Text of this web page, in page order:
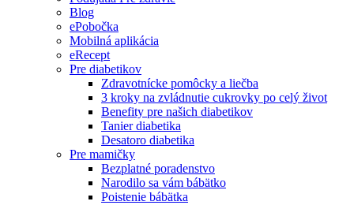
Blog
ePobočka
Mobilná aplikácia
eRecept
Pre diabetikov
Zdravotnícke pomôcky a liečba
3 kroky na zvládnutie cukrovky po celý život
Benefity pre našich diabetikov
Tanier diabetika
Desatoro diabetika
Pre mamičky
Bezplatné poradenstvo
Narodilo sa vám bábätko
Poistenie bábätka